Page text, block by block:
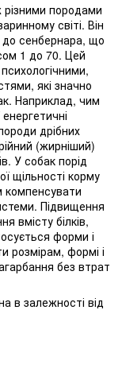
різними породами
світі. Він
до сенбернара, що
1 до 70. Цей
які значно
Наприклад, чим
дрібних
(жирніший)
У собак порід
щільності корму
компенсувати
Підвищення
вмісту білків,
форми і
розмірам, формі і
без втрат
в залежності від